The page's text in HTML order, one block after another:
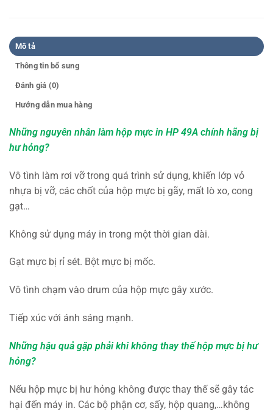
Mô tả
Thông tin bổ sung
Đánh giá (0)
Hướng dẫn mua hàng
Những nguyên nhân làm hộp mực in HP 49A chính hãng bị
hư hỏng?
Vô tình làm rơi vỡ trong quá trình sử dụng, khiến lớp vỏ
nhựa bị vỡ, các chốt của hộp mực bị gãy, mất lò xo, cong
gạt…
Không sử dụng máy in trong một thời gian dài.
Gạt mực bị rỉ sét. Bột mực bị mốc.
Vô tình chạm vào drum của hộp mực gây xước.
Tiếp xúc với ánh sáng mạnh.
Những hậu quả gặp phải khi không thay thế hộp mực bị hư
hỏng?
Nếu hộp mực bị hư hỏng không được thay thế sẽ gây tác
hại đến máy in. Các bộ phận cơ, sấy, hộp quang,…không